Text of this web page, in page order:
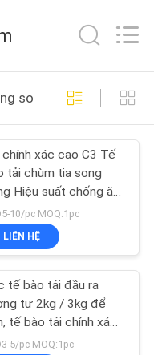
bào
117
95
song
xác cao C3 Tế
tải chùm tia song
Hiệu suất chống ăn
tốt
10/pc MOQ:1pc
LIÊN HỆ
tế bào tải đầu ra
tự 2kg / 3kg để
tế bào tải chính xác
IP65
5/pc MOQ:1pc